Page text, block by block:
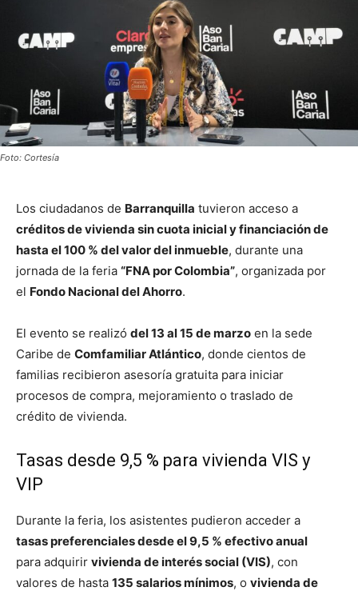
Foto: Cortesía
Los ciudadanos de Barranquilla tuvieron acceso a
créditos de vivienda sin cuota inicial y financiación de
hasta el 100 % del valor del inmueble, durante una
jornada de la feria “FNA por Colombia”, organizada por
el Fondo Nacional del Ahorro.
El evento se realizó del 13 al 15 de marzo en la sede
Caribe de Comfamiliar Atlántico, donde cientos de
familias recibieron asesoría gratuita para iniciar
procesos de compra, mejoramiento o traslado de
crédito de vivienda.
Tasas desde 9,5 % para vivienda VIS y
VIP
Durante la feria, los asistentes pudieron acceder a
tasas preferenciales desde el 9,5 % efectivo anual
para adquirir vivienda de interés social (VIS), con
valores de hasta 135 salarios mínimos, o vivienda de